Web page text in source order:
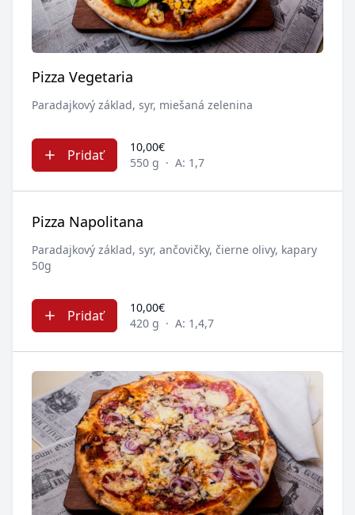
Pizza Vegetaria
Paradajkový základ, syr, miešaná zelenina
Pridať
10,00€
550 g · A: 1,7
Pizza Napolitana
Paradajkový základ, syr, ančovičky, čierne olivy, kapary
50g
Pridať
10,00€
420 g · A: 1,4,7